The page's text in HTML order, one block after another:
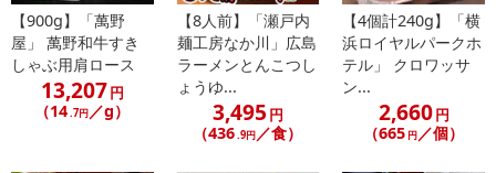
■その他共通および商品カテゴリー別注意事項（※必ずご確認くだ
さい）
こちらの情報は 時点での情報となります。
【900g】「萬野
屋」 萬野和牛すき
しゃぶ用肩ロース
13,207円
（14.7円 ／g）
【8人前】「瀬戸内
麺工房なか川」広島
ラーメンとんこつし
ょうゆ...
3,495 円
（436.9円 ／食）
【4個計240g】「横
浜ロイヤルパークホ
テル」 クロワッサ
ン...
2,660円
（665 円 ／個）